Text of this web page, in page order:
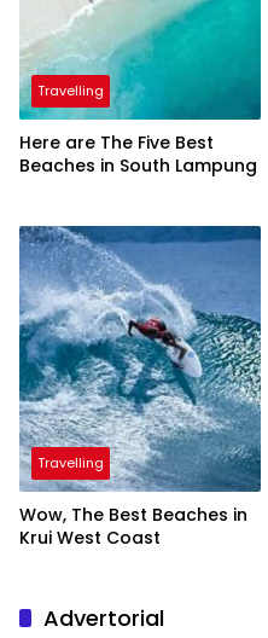
Travelling
Here are The Five Best
Beaches in South Lampung
Travelling
Wow, The Best Beaches in
Krui West Coast
Advertorial